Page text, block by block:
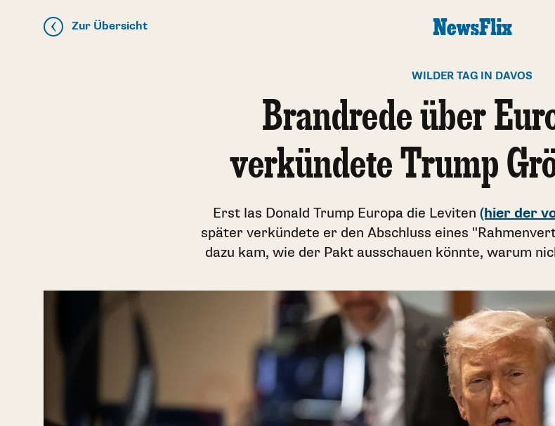
Zur Übersicht
WILDER TAG IN DAVOS
Brandrede über
verkündete Trump
Erst las Donald Trump Europa die Leviten (hier der
später verkündete er den Abschluss eines
dazu kam, wie der Pakt ausschauen könnte, warum